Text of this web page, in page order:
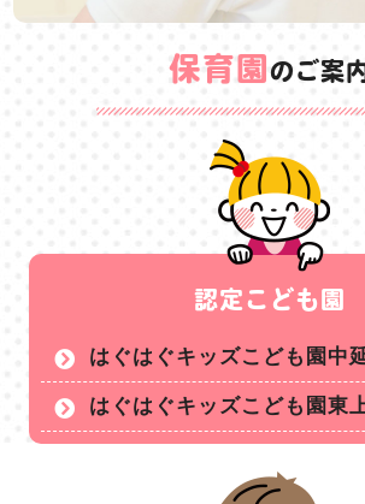
保育園 のご案
認定こども園
はぐはぐキッズこども園中
はぐはぐキッズこども園東